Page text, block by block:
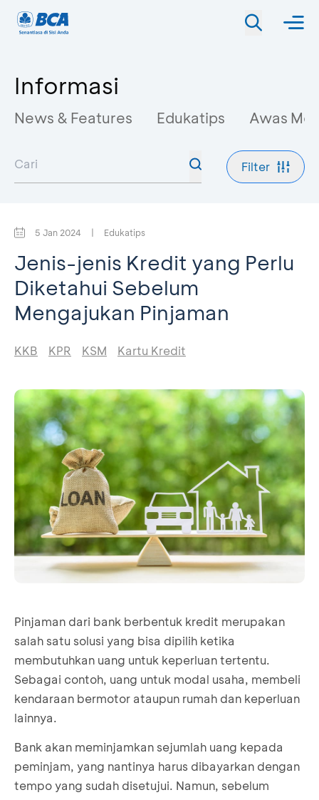
Informasi
News & Features Edukatips Awas
Filter
5 Jan 2024 | Edukatips
Jenis-jenis Kredit yang Perlu
Diketahui Sebelum
Mengajukan Pinjaman
KKB KPR KSM Kartu Kredit
Pinjaman dari bank berbentuk kredit merupakan
salah satu solusi yang bisa dipilih ketika
membutuhkan uang untuk keperluan tertentu.
Sebagai contoh, uang untuk modal usaha, membeli
kendaraan bermotor ataupun rumah dan keperluan
lainnya.
Bank akan meminjamkan sejumlah uang kepada
peminjam, yang nantinya harus dibayarkan dengan
tempo yang sudah disetujui. Namun, sebelum